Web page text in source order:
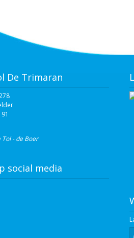
De Trimaran
- de Boer
social media